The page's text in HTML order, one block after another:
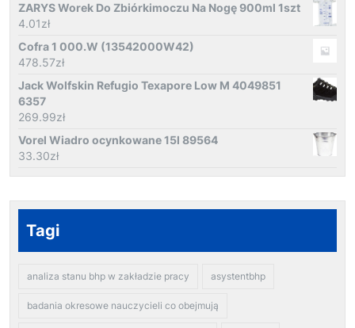
ZARYS Worek Do Zbiórkimoczu Na Nogę 900ml 1szt
4.01zł
Cofra 1 000.W (13542000W42)
478.57zł
Jack Wolfskin Refugio Texapore Low M 4049851
6357
269.99zł
Vorel Wiadro ocynkowane 15l 89564
33.30zł
Tagi
analiza stanu bhp w zakładzie pracy asystentbhp
badania okresowe nauczycieli co obejmują